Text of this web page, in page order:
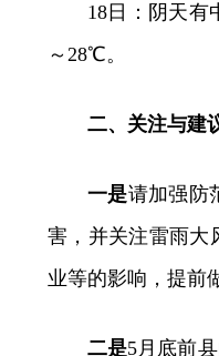
18日：阴天有
～28℃。
二、关注与建
一是请加强防
害，并关注雷雨大
业等的影响，提前
二是5月底前